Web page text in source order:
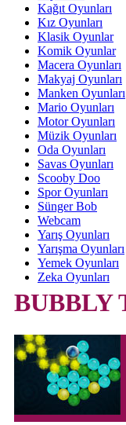
Kağıt Oyunları
Kız Oyunları
Klasik Oyunlar
Komik Oyunlar
Macera Oyunları
Makyaj Oyunları
Manken Oyunları
Mario Oyunları
Motor Oyunları
Müzik Oyunları
Oda Oyunları
Savas Oyunları
Scooby Doo
Spor Oyunları
Sünger Bob
Webcam
Yarış Oyunları
Yarışma Oyunları
Yemek Oyunları
Zeka Oyunları
BUBBLY